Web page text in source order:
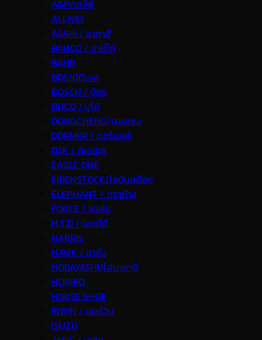
AGP/เอจีพี
ALLWAY
ASAHI / อาซาฮี
BAHCO / บาห์โก้
BAHR
BDS/บีดีเอส
BOSCH / บ๊อช
BUCO / บูโก้
DONGCHENG/ดองเชง
DORMER / ดอร์เมอร์
DSK / ดีเอสเค
EAGLE ONE
EIBENSTOCK/ไอบีนสต๊อก
ELEPHANT / ตราช้าง
FORCE / ฟอร์ช
H.T.D / เอชทีดี
HARRIS
HAWK / ฮาค์ว
HOBAYASHI/โฮบายาชิ
HONIKO
HORSE SHOE
IRWIN / เออร์วิ่น
ISUZU